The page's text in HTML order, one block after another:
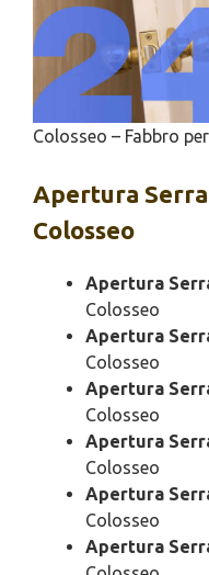
Colosseo – Fabbro
Apertura
Colosseo
Apertura
Colosseo
Apertura
Colosseo
Apertura
Colosseo
Apertura
Colosseo
Apertura
Colosseo
Apertura